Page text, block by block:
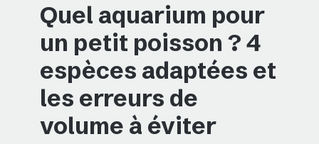
Chats
NAC
Maison
Jardinage
Quel aquarium pour
un petit poisson ? 4
espèces adaptées et
les erreurs de
volume à éviter